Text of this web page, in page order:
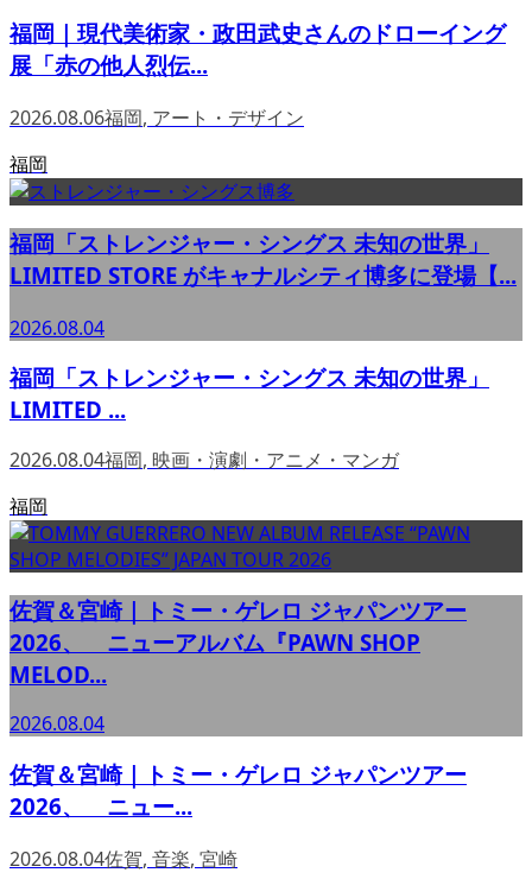
福岡｜現代美術家・政田武史さんのドローイング
展「赤の他人烈伝...
2026.08.06福岡, アート・デザイン
福岡
福岡「ストレンジャー・シングス 未知の世界」
LIMITED STORE がキャナルシティ博多に登場【...
2026.08.04
福岡「ストレンジャー・シングス 未知の世界」
LIMITED ...
2026.08.04福岡, 映画・演劇・アニメ・マンガ
福岡
佐賀＆宮崎｜トミー・ゲレロ ジャパンツアー
2026、 ニューアルバム『PAWN SHOP
MELOD...
2026.08.04
佐賀＆宮崎｜トミー・ゲレロ ジャパンツアー
2026、 ニュー...
2026.08.04佐賀, 音楽, 宮崎